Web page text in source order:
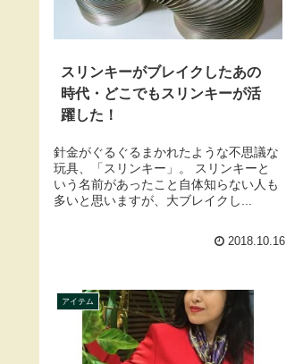
スリンキーがブレイクしたあの
時代・どこでもスリンキーが活
躍した！
針金がぐるぐるまかれたような不思議な
玩具、「スリンキー」。 スリンキーと
いう名前があったこと自体知らない人も
多いと思いますが、大ブレイクし...
2018.10.16
アイテム